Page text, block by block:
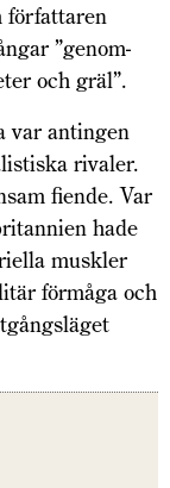
författaren
”genom­
och gräl”.
var antingen
rivaler.
fiende. Var
hade
muskler
förmåga och